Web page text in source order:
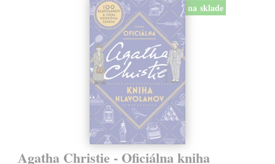
na sklade
Agatha Christie - Oficiálna kniha